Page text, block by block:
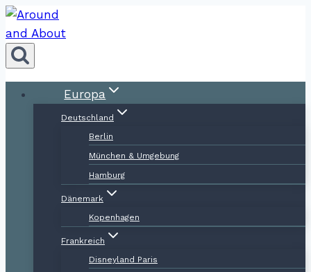
Zum
Inhalt
springen
Europa
Deutschland
Berlin
München & Umgebung
Hamburg
Dänemark
Kopenhagen
Frankreich
Disneyland Paris